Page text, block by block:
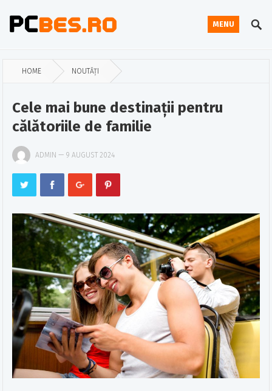
MENU
HOME NOUTĂȚI
Cele mai bune destinații pentru
călătoriile de familie
ADMIN — 9 AUGUST 2024